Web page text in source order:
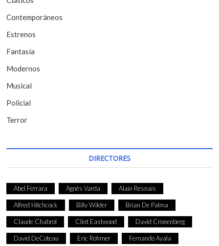
e
n
t
r
a
d
a
s
Contemporáneos
Estrenos
Fantasía
Modernos
Musical
Policial
Terror
DIRECTORES
Abel Ferrara Agnès Varda Alain Resnais
Alfred Hitchcock Billy Wilder Brian De Palma
Claude Chabrol Clint Eastwood David Cronenberg
David DeCoteau Eric Rohmer Fernando Ayala